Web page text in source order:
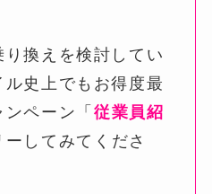
換えを検討してい
史上でもお得度最
ペーン「 従業員紹
ーしてみてくださ